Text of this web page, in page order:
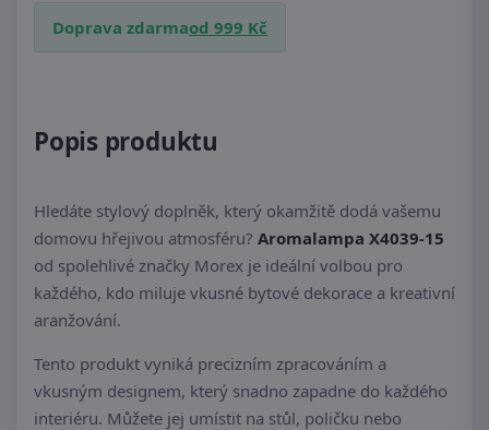
Doprava zdarmaod 999 Kč
Popis produktu
Hledáte stylový doplněk, který okamžitě dodá vašemu
domovu hřejivou atmosféru? Aromalampa X4039-15
od spolehlivé značky Morex je ideální volbou pro
každého, kdo miluje vkusné bytové dekorace a kreativní
aranžování.
Tento produkt vyniká precizním zpracováním a
vkusným designem, který snadno zapadne do každého
interiéru. Můžete jej umístit na stůl, poličku nebo